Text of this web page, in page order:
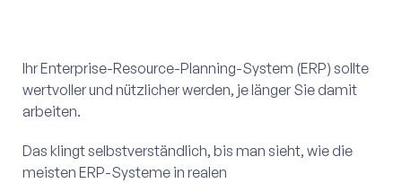
Ihr Enterprise-Resource-Planning-System (ERP) sollte
wertvoller und nützlicher werden, je länger Sie damit
arbeiten.
Das klingt selbstverständlich, bis man sieht, wie die
meisten ERP-Systeme in realen